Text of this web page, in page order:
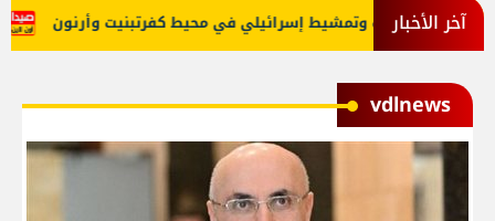
آخر الأخبار
قصف وتمشيط إسرائيلي في محيط كفرتبنيت وأرنون
vdlnews